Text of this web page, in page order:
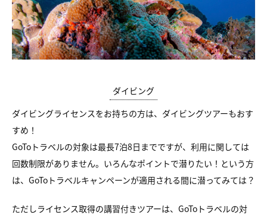
ダイビング
ダイビングライセンスをお持ちの方は、ダイビングツアーもおす
すめ！
GoToトラベルの対象は最長7泊8日までですが、利用に関しては
回数制限がありません。いろんなポイントで潜りたい！という方
は、GoToトラベルキャンペーンが適用される間に潜ってみては？
ただしライセンス取得の講習付きツアーは、GoToトラベルの対